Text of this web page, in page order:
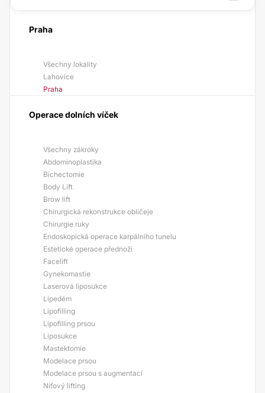
Praha
Všechny lokality
Lahovice
Praha
Operace dolních víček
Všechny zákroky
Abdominoplastika
Bichectomie
Body Lift
Brow lift
Chirurgická rekonstrukce obličeje
Chirurgie ruky
Endoskopická operace karpálního tunelu
Estetické operace přednoží
Facelift
Gynekomastie
Laserová liposukce
Lipedém
Lipofilling
Lipofilling prsou
Liposukce
Mastektomie
Modelace prsou
Modelace prsou s augmentací
Niťový lifting